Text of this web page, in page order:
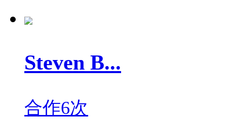
Steven B...
合作6次